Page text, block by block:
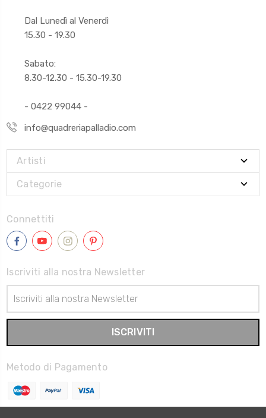
Dal Lunedì al Venerdì
15.30 - 19.30
Sabato:
8.30-12.30 - 15.30-19.30
- 0422 99044 -
info@quadreriapalladio.com
Artisti
Categorie
Connettiti
Iscriviti alla nostra Newsletter
Email
Metodo di Pagamento